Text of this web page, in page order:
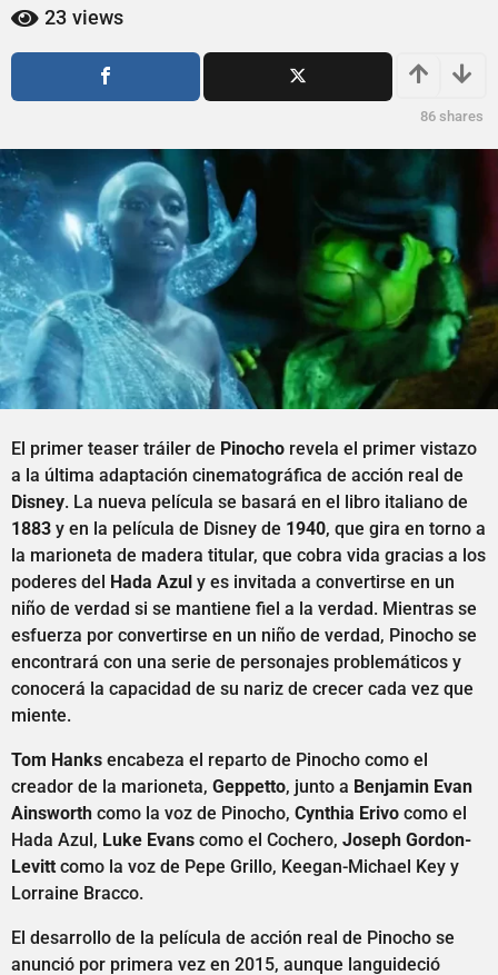
ñ
s
s
a
23 views
86 shares
El primer teaser tráiler de Pinocho revela el primer vistazo
a la última adaptación cinematográfica de acción real de
Disney. La nueva película se basará en el libro italiano de
1883 y en la película de Disney de 1940, que gira en torno a
la marioneta de madera titular, que cobra vida gracias a los
poderes del Hada Azul y es invitada a convertirse en un
niño de verdad si se mantiene fiel a la verdad. Mientras se
esfuerza por convertirse en un niño de verdad, Pinocho se
encontrará con una serie de personajes problemáticos y
conocerá la capacidad de su nariz de crecer cada vez que
miente.
Tom Hanks encabeza el reparto de Pinocho como el
creador de la marioneta, Geppetto, junto a Benjamin Evan
Ainsworth como la voz de Pinocho, Cynthia Erivo como el
Hada Azul, Luke Evans como el Cochero, Joseph Gordon-
Levitt como la voz de Pepe Grillo, Keegan-Michael Key y
Lorraine Bracco.
El desarrollo de la película de acción real de Pinocho se
anunció por primera vez en 2015, aunque languideció